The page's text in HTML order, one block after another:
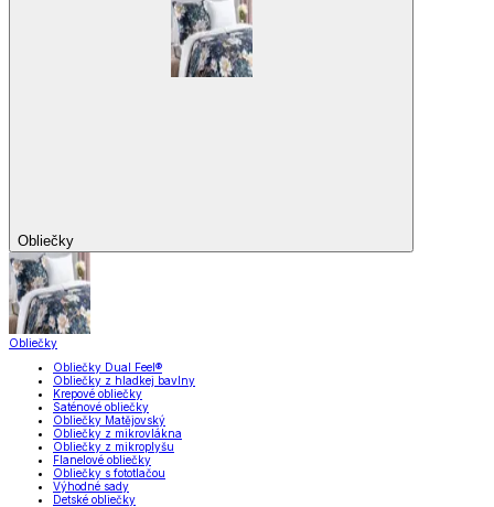
Obliečky
Obliečky
Obliečky Dual Feel®
Obliečky z hladkej bavlny
Krepové obliečky
Saténové obliečky
Obliečky Matějovský
Obliečky z mikrovlákna
Obliečky z mikroplyšu
Flanelové obliečky
Obliečky s fototlačou
Výhodné sady
Detské obliečky